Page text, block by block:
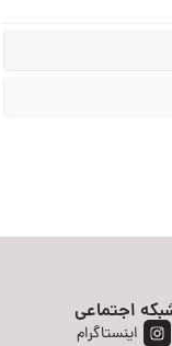
اجتماعی
اینستاگرام